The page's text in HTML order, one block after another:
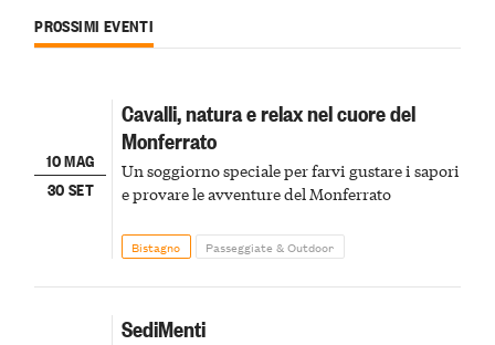
PROSSIMI EVENTI
10 MAG
30 SET
Cavalli, natura e relax nel cuore del
Monferrato
Un soggiorno speciale per farvi gustare i sapori
e provare le avventure del Monferrato
Bistagno Passeggiate & Outdoor
SediMenti